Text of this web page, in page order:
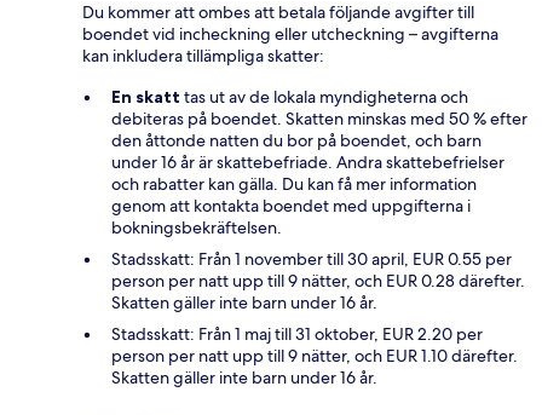
Du kommer att ombes att betala följande avgifter till
boendet vid incheckning eller utcheckning – avgifterna
kan inkludera tillämpliga skatter:
En skatt tas ut av de lokala myndigheterna och
debiteras på boendet. Skatten minskas med 50 % efter
den åttonde natten du bor på boendet, och barn
under 16 år är skattebefriade. Andra skattebefrielser
och rabatter kan gälla. Du kan få mer information
genom att kontakta boendet med uppgifterna i
bokningsbekräftelsen.
Stadsskatt: Från 1 november till 30 april, EUR 0.55 per
person per natt upp till 9 nätter, och EUR 0.28 därefter.
Skatten gäller inte barn under 16 år.
Stadsskatt: Från 1 maj till 31 oktober, EUR 2.20 per
person per natt upp till 9 nätter, och EUR 1.10 därefter.
Skatten gäller inte barn under 16 år.